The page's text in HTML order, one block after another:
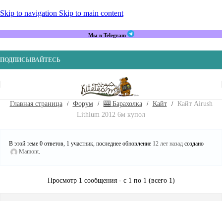
Skip to navigation Skip to main content
Мы в Telegram
ПОДПИСЫВАЙТЕСЬ
Главная страница Форум 🎰 Барахолка Кайт
Кайт Airush
Lithium 2012 6м купол
В этой теме 0 ответов, 1 участник, последнее обновление 12 лет назад создано
Mamont.
Просмотр 1 сообщения - с 1 по 1 (всего 1)